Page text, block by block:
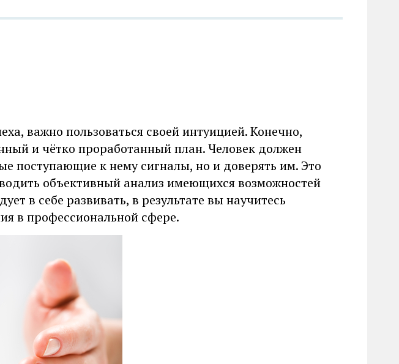
важно пользоваться своей интуицией. Конечно,
и чётко проработанный план. Человек должен
поступающие к нему сигналы, но и доверять им. Это
объективный анализ имеющихся возможностей
в себе развивать, в результате вы научитесь
в профессиональной сфере.